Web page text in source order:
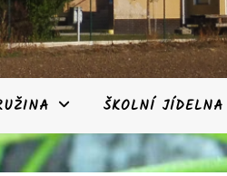
ŠKOLNÍ JÍDELNA